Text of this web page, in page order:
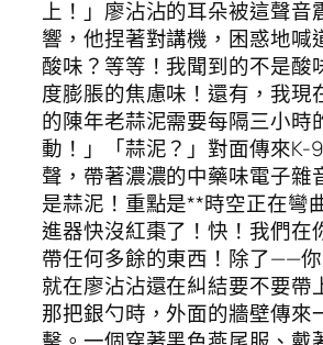
上！」廖沾沾的耳朵被這聲音
響，他捏著對講機，困惑地喊
酸味？等等！我聞到的不是酸
度膨脹的焦慮味！還有，我現
的陳年老蒜泥需要每隔三小時
動！」「蒜泥？」對面傳來K-
聲，帶著濃濃的中藥味電子雜
是蒜泥！重點是**時空正在彎
進器快沒紅棗了！快！我們在
帶任何多餘的東西！除了——你
就在廖沾沾還在糾結要不要帶
那把銀勺時，外面的牆壁傳來